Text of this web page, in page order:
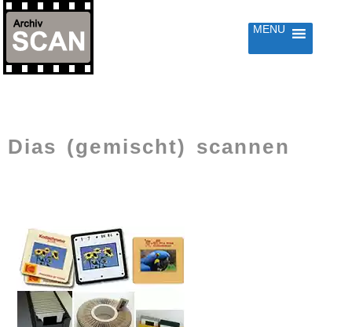
MENU
Dias (gemischt) scannen